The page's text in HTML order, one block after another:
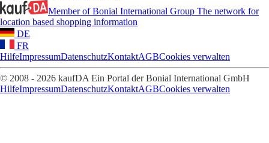
Member of Bonial International Group The network for
location based shopping information
DE
FR
HilfeImpressumDatenschutzKontaktAGBCookies verwalten
© 2008 - 2026 kaufDA Ein Portal der Bonial International GmbH
HilfeImpressumDatenschutzKontaktAGBCookies verwalten